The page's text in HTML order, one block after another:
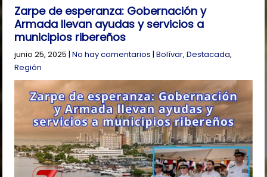
Zarpe de esperanza: Gobernación y
Armada llevan ayudas y servicios a
municipios ribereños
junio 25, 2025 |No hay comentarios |Bolívar,Destacada,
Región